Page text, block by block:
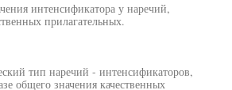
интенсификатора у наречий,
прилагательных.
тип наречий - интенсификаторов,
общего значения качественных